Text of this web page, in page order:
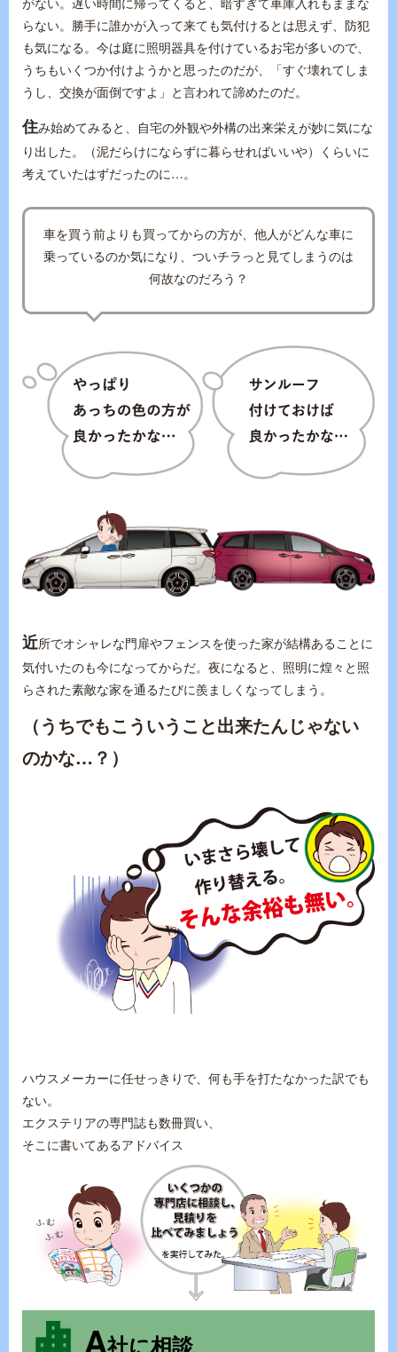
らない。勝手に誰かが入って来ても気付けるとは思えず、防犯
も気になる。今は庭に照明器具を付けているお宅が多いので、
うちもいくつか付けようかと思ったのだが、「すぐ壊れてしま
うし、交換が面倒ですよ」と言われて諦めたのだ。
住み始めてみると、自宅の外観や外構の出来栄えが妙に気にな
り出した。（泥だらけにならずに暮らせればいいや）くらいに
考えていたはずだったのに…。
車を買う前よりも買ってからの方が、他人がどんな車に
乗っているのか気になり、ついチラっと見てしまうのは
何故なのだろう？
近所でオシャレな門扉やフェンスを使った家が結構あることに
気付いたのも今になってからだ。夜になると、照明に煌々と照
らされた素敵な家を通るたびに羨ましくなってしまう。
（うちでもこういうこと出来たんじゃない
のかな…？）
ハウスメーカーに任せっきりで、何も手を打たなかった訳でも
ない。
エクステリアの専門誌も数冊買い、
そこに書いてあるアドバイス
A社に相談